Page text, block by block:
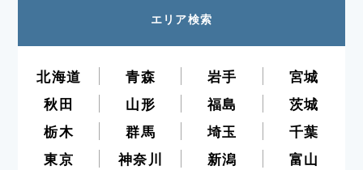
エリア検索
北海道 青森 岩手
宮城
秋田
山形 福島
茨城
栃木
群馬 埼玉
千葉
東京
神奈川 新潟
富山